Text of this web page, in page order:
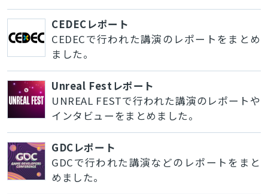
CEDECレポート
CEDECで行われた講演のレポートをまとめ
ました。
Unreal Festレポート
UNREAL FESTで行われた講演のレポートや
インタビューをまとめました。
GDCレポート
GDCで行われた講演などのレポートをまと
めました。